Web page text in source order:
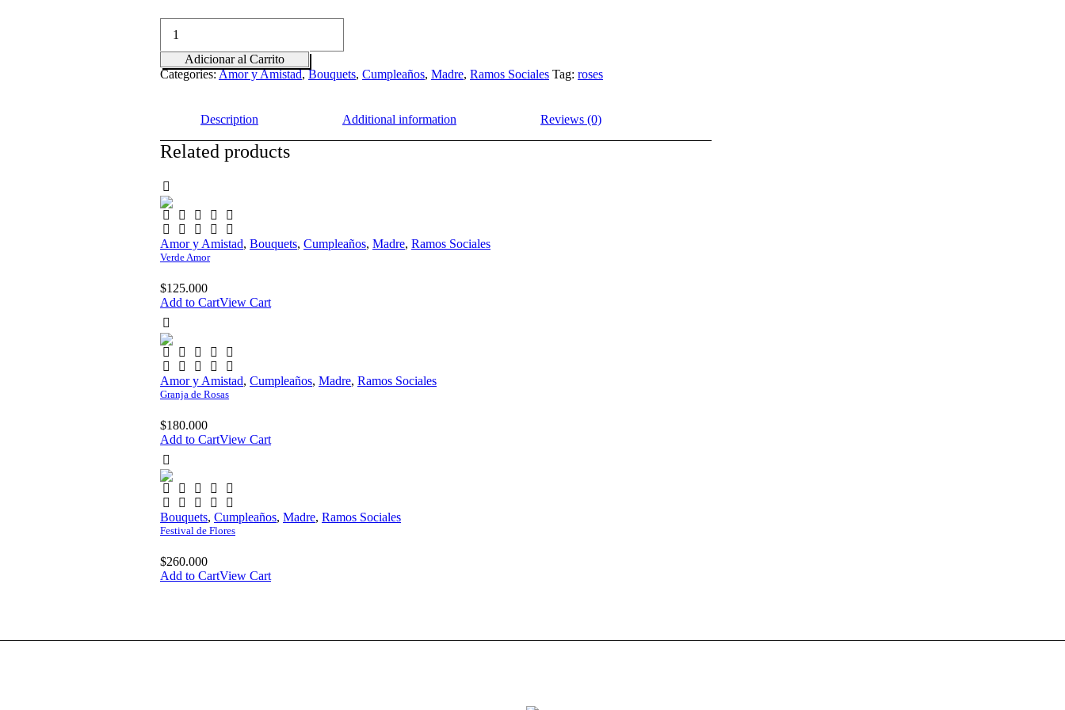
Love
quantityAdicionar al Carrito
Categories:Amor y Amistad,Bouquets, Cumpleaños, Madre, Ramos Sociales Tag: roses
Description Additional information Reviews (0)
Related products
Amor y Amistad, Bouquets, Cumpleaños, Madre, Ramos Sociales
Verde Amor
$125.000
Add to CartView Cart
Amor y Amistad, Cumpleaños, Madre, Ramos Sociales
Granja de Rosas
$180.000
Add to CartView Cart
Bouquets, Cumpleaños, Madre, Ramos Sociales
Festival de Flores
$260.000
Add to CartView Cart